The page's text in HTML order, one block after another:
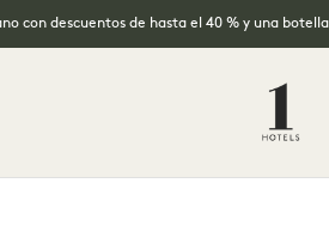
con descuentos de hasta el 40 % y una